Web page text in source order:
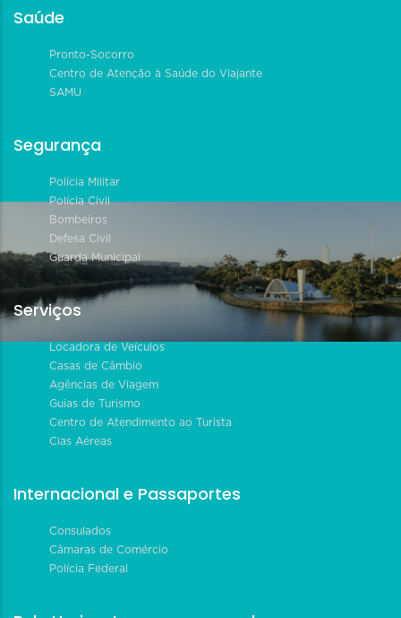
Saúde
Pronto-Socorro
Centro de Atenção à Saúde do Viajante
SAMU
Segurança
Polícia Militar
Polícia Civil
Bombeiros
Defesa Civil
Guarda Municipal
Serviços
Locadora de Veículos
Casas de Câmbio
Agências de Viagem
Guias de Turismo
Centro de Atendimento ao Turista
Cias Aéreas
Internacional e Passaportes
Consulados
Câmaras de Comércio
Polícia Federal